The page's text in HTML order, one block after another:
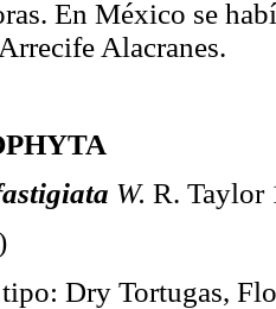
En México se
Alacranes.
W. R. Taylor
Dry Tortugas,